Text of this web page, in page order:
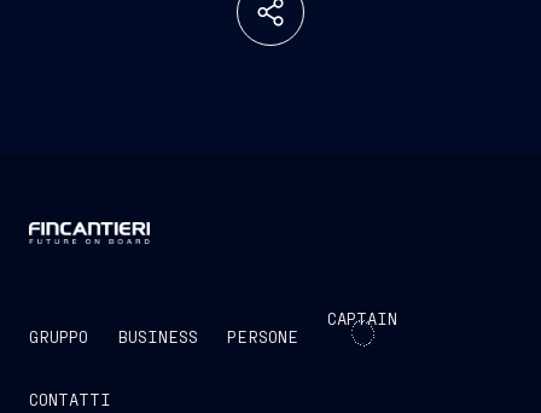
GRUPPO BUSINESS PERSONE
CAPTAIN
CONTATTI